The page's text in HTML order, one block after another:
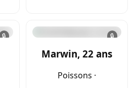
🔒 🔒
Marwin, 22 ans
Poissons ·